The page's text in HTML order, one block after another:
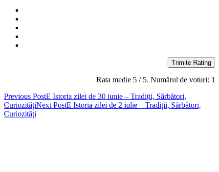
Trimite Rating
Rata medie 5 / 5. Numărul de voturi: 1
Post
navigation
Previous PostE Istoria zilei de 30 iunie – Tradiții, Sărbători,
CuriozitățiNext PostE Istoria zilei de 2 iulie – Tradiții, Sărbători,
Curiozități